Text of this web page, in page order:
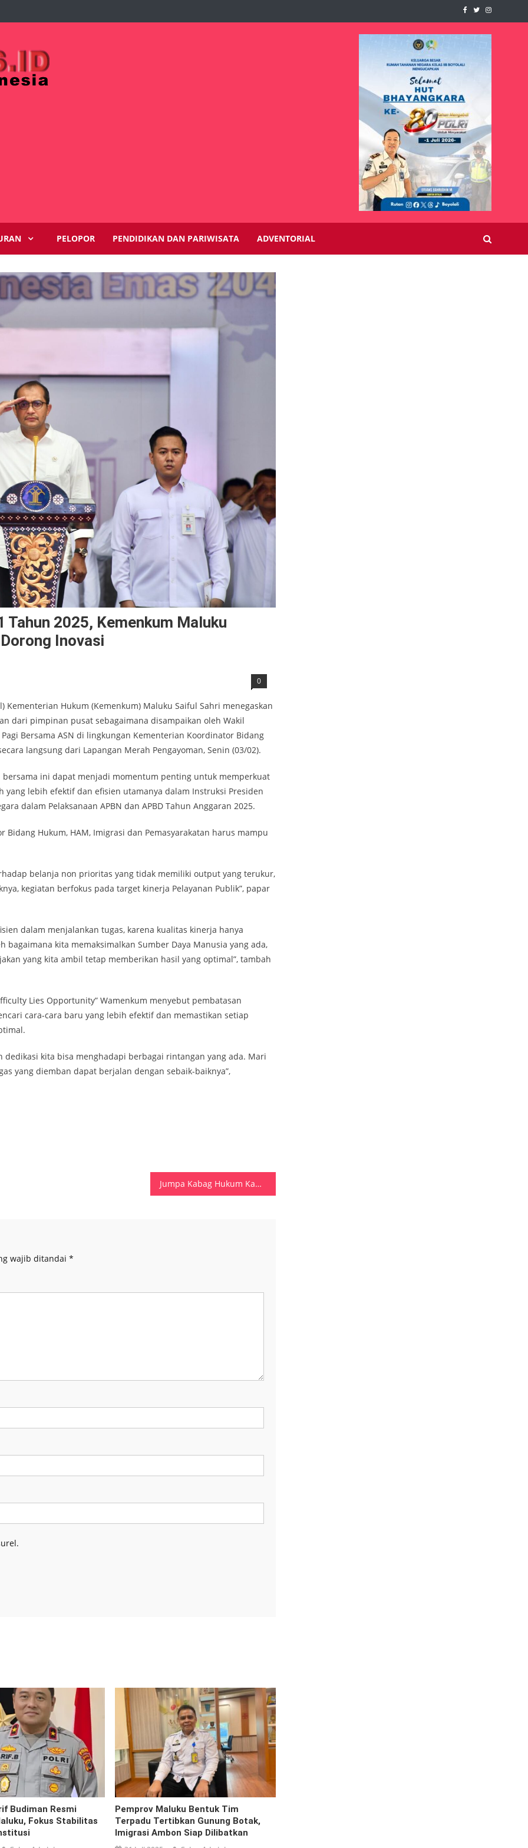
PELOPOR PENDIDIKAN DAN PARIWISATA ADVENTORIAL
2025, Kemenkum Maluku
Inovasi
0
Kementerian Hukum (Kemenkum) Maluku Saiful Sahri menegaskan
dari pimpinan pusat sebagaimana disampaikan oleh Wakil
Bersama ASN di lingkungan Kementerian Koordinator Bidang
langsung dari Lapangan Merah Pengayoman, Senin (03/02).
ini dapat menjadi momentum penting untuk memperkuat
lebih efektif dan efisien utamanya dalam Instruksi Presiden
dalam Pelaksanaan APBN dan APBD Tahun Anggaran 2025.
Hukum, HAM, Imigrasi dan Pemasyarakatan harus mampu
belanja non prioritas yang tidak memiliki output yang terukur,
kegiatan berfokus pada target kinerja Pelayanan Publik”, papar
dalam menjalankan tugas, karena kualitas kinerja hanya
kita memaksimalkan Sumber Daya Manusia yang ada,
yang kita ambil tetap memberikan hasil yang optimal”, tambah
Lies Opportunity” Wamenkum menyebut pembatasan
cara-cara baru yang lebih efektif dan memastikan setiap
dedikasi kita bisa menghadapi berbagai rintangan yang ada. Mari
yang diemban dapat berjalan dengan sebaik-baiknya”,
Jumpa Kabag Hukum Kabupaten-kota, Saiful Sahri Harap Dukungan Dan Sinergi Majukan Maluku Lewat Layanan Hukum
wajib ditandai *
Budiman Resmi
Fokus Stabilitas
Pemprov Maluku Bentuk Tim
Terpadu Tertibkan Gunung Botak,
Imigrasi Ambon Siap Dilibatkan